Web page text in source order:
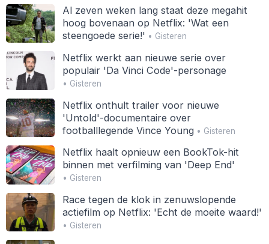
Al zeven weken lang staat deze megahit
hoog bovenaan op Netflix: 'Wat een
steengoede serie!' • Gisteren
Netflix werkt aan nieuwe serie over
populair 'Da Vinci Code'-personage
• Gisteren
Netflix onthult trailer voor nieuwe
'Untold'-documentaire over
footballlegende Vince Young• Gisteren
Netflix haalt opnieuw een BookTok-hit
binnen met verfilming van 'Deep End'
• Gisteren
Race tegen de klok in zenuwslopende
actiefilm op Netflix: 'Echt de moeite waard!'
• Gisteren